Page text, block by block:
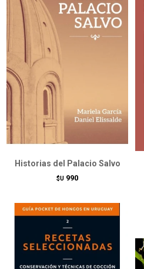
Historias del Palacio Salvo
$U 990